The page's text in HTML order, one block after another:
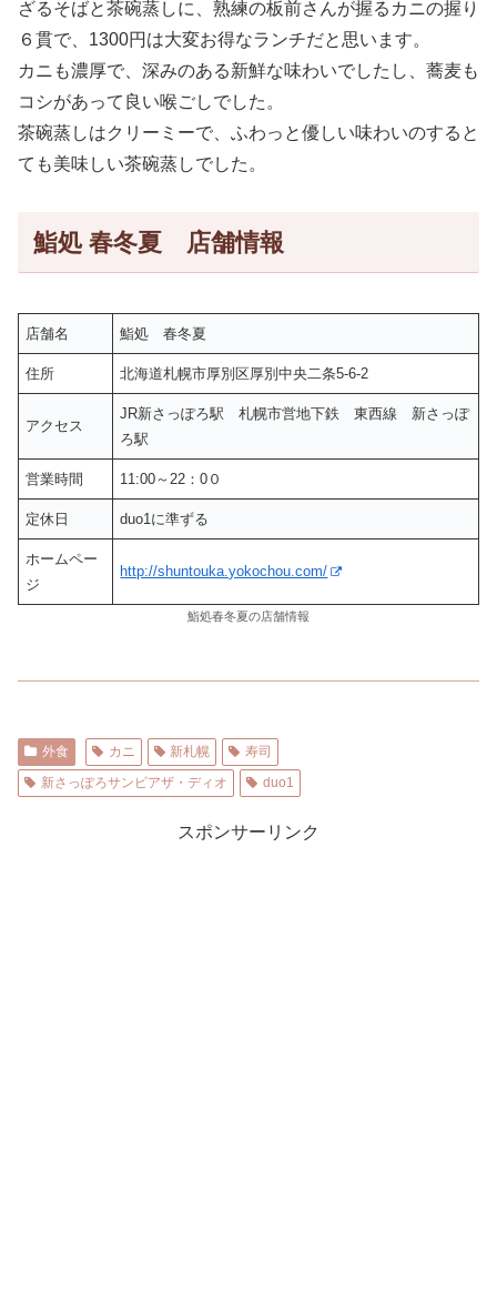
ざるそばと茶碗蒸しに、熟練の板前さんが握るカニの握り
６貫で、1300円は大変お得なランチだと思います。
カニも濃厚で、深みのある新鮮な味わいでしたし、蕎麦も
コシがあって良い喉ごしでした。
茶碗蒸しはクリーミーで、ふわっと優しい味わいのすると
ても美味しい茶碗蒸しでした。
鮨処 春冬夏 店舗情報
店舗名 鮨処 春冬夏
住所 北海道札幌市厚別区厚別中央二条5-6-2
アクセス
JR新さっぽろ駅 札幌市営地下鉄 東西線 新さっぽ
ろ駅
営業時間 11:00～22：0０
定休日 duo1に準ずる
ホームペー
ジ
http://shuntouka.yokochou.com/
鮨処春冬夏の店舗情報
外食 カニ 新札幌
寿司
新さっぽろサンピアザ・ディオ
duo1
スポンサーリンク